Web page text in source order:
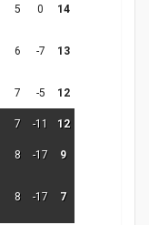
5 0 14
6 -7 13
7 -5 12
7 -11 12
8 -17 9
8 -17 7